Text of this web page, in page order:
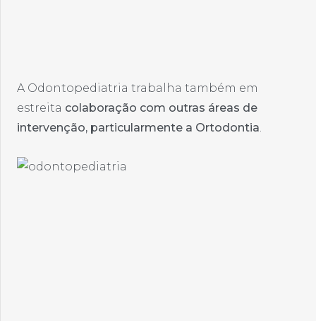
A Odontopediatria trabalha também em
estreita colaboração com outras áreas de
intervenção, particularmente a Ortodontia